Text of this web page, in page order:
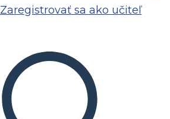
Zaregistrovať sa ako učiteľ